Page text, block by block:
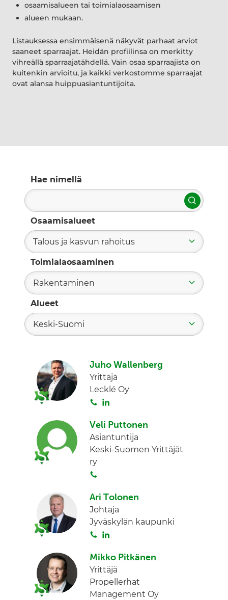
osaamisalueen tai toimialaosaamisen
alueen mukaan.
Listauksessa ensimmäisenä näkyvät parhaat arviot
saaneet sparraajat. Heidän profiilinsa on merkitty
vihreällä sparraajatähdellä. Vain osaa sparraajista on
kuitenkin arvioitu, ja kaikki verkostomme sparraajat
ovat alansa huippuasiantuntijoita.
Hae nimellä
Hae
Osaamisalueet
Talous ja kasvun rahoitus
Toimialaosaaminen
Rakentaminen
Alueet
Keski-Suomi
Juho Wallenberg
Yrittäjä
Lecklé Oy
S
i
t
a
n
k
e
Veli Puttonen
Asiantuntija
Keski-Suomen Yrittäjät
ry
i
t
a
Ari Tolonen
Johtaja
Jyväskylän kaupunki
S
i
t
a
n
k
e
d
Mikko Pitkänen
Yrittäjä
Propellerhat
Management Oy